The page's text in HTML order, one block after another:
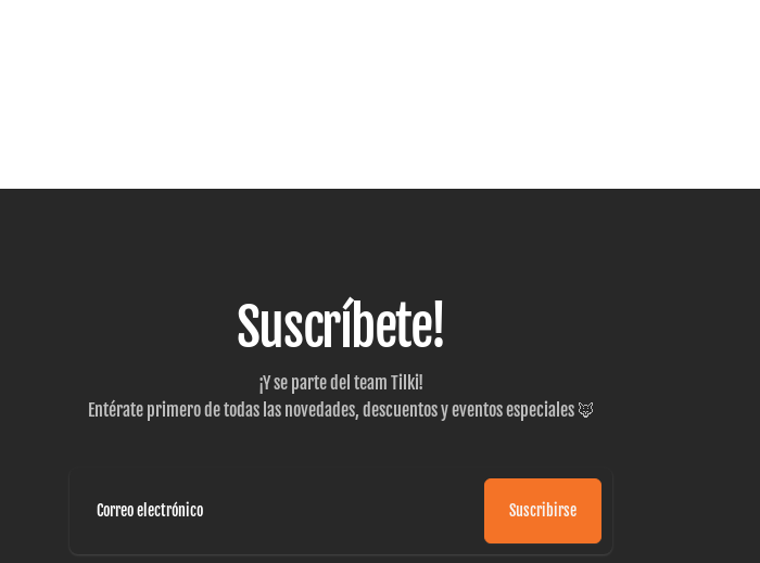
Suscríbete!
¡Y se parte del team Tilki!
Entérate primero de todas las novedades, descuentos y eventos especiales 🦊
Suscribirse